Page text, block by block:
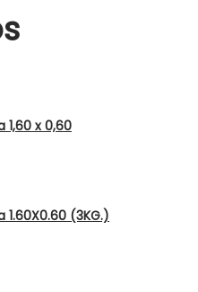
x 0,60
(3KG.)